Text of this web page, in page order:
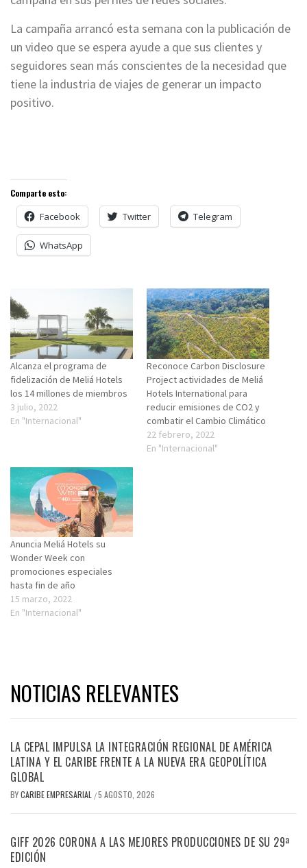
La campaña arrancó esta semana con la publicación de
un video que se espera ayude a que sus clientes y
seguidores sean más conscientes de la necesidad que
tiene la industria de viajes de generar un impacto
positivo.
Comparte esto:
Facebook Twitter Telegram
WhatsApp
Alcanza el programa de
fidelización de Meliá Hotels
los 14 millones de miembros
3 julio, 2022
En "Internacional"
Reconoce Carbon Disclosure
Project actividades de Meliá
Hotels International para
reducir emisiones de CO2 y
combatir el Cambio Climático
22 febrero, 2022
En "Internacional"
Anuncia Meliá Hotels su
Wonder Week con
promociones especiales
hasta fin de año
15 marzo, 2022
En "Internacional"
NOTICIAS RELEVANTES
LA CEPAL IMPULSA LA INTEGRACIÓN REGIONAL DE AMÉRICA
LATINA Y EL CARIBE FRENTE A LA NUEVA ERA GEOPOLÍTICA
GLOBAL
BYCARIBE EMPRESARIAL /5 AGOSTO, 2026
GIFF 2026 CORONA A LAS MEJORES PRODUCCIONES DE SU 29ª
EDICIÓN